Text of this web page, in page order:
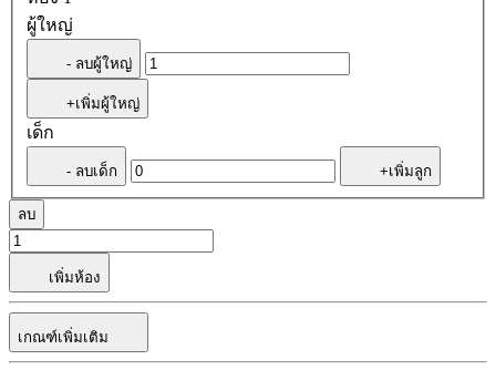
ผู้ใหญ่
- ลบผู้ใหญ่
+เพิ่มผู้ใหญ่
เด็ก
- ลบเด็ก +เพิ่มลูก
ลบ
เพิ่มห้อง
เกณฑ์เพิ่มเติม